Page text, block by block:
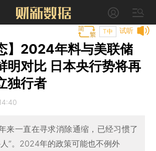
试听
T中
】2024年料与美联储
明对比 日本央行势将再
独行者
来一直在寻求消除通缩，已经习惯了
”。2024年的政策可能也不例外